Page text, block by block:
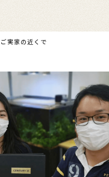
ご実家の近くで